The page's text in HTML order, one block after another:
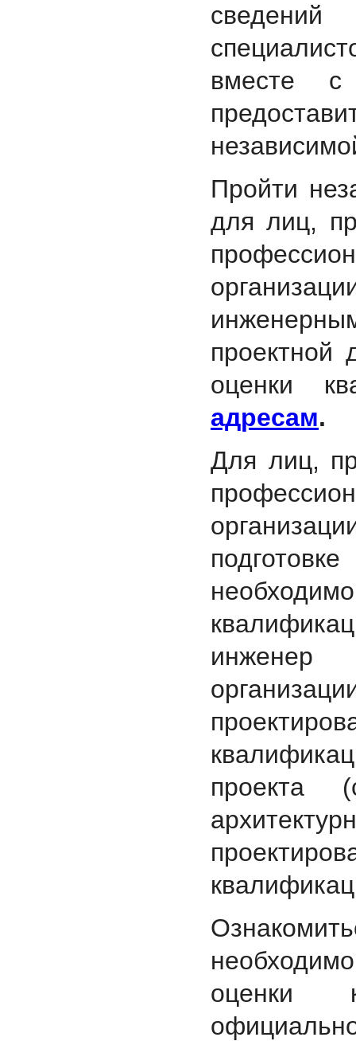
вместе с
Пройти
для лиц,
проектной
оценки
адресам.
Для лиц,
инженер
проекта
оценки